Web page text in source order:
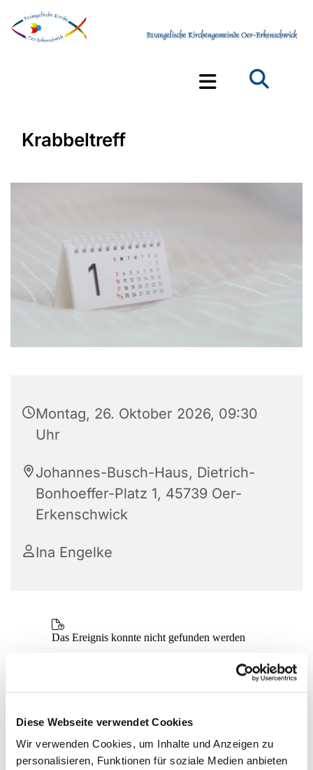
Diese Webseite verwendet Cookies
Wir verwenden Cookies, um Inhalte und Anzeigen zu
personalisieren, Funktionen für soziale Medien anbieten
Krabbeltreff
Montag, 26. Oktober 2026, 09:30
Uhr
Johannes-Busch-Haus, Dietrich-
Bonhoeffer-Platz 1, 45739 Oer-
Erkenschwick
Ina Engelke